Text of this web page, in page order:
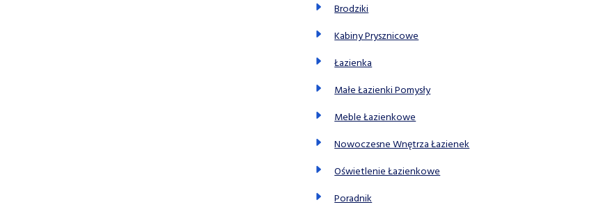
Brodziki
Kabiny Prysznicowe
Łazienka
Małe Łazienki Pomysły
Meble Łazienkowe
Nowoczesne Wnętrza Łazienek
Oświetlenie Łazienkowe
Poradnik